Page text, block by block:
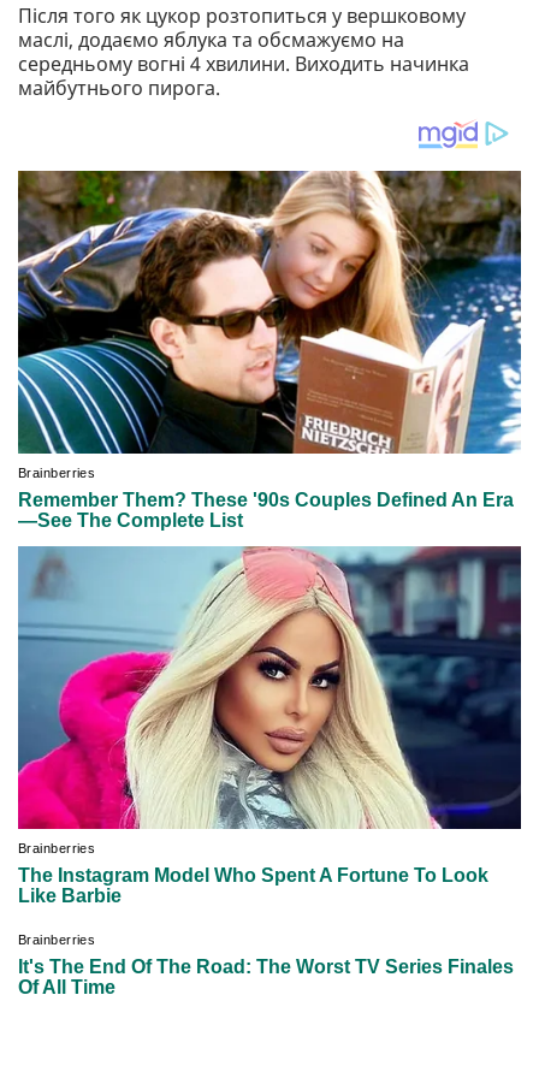
Після того як цукор розтопиться у вершковому
маслі, додаємо яблука та обсмажуємо на
середньому вогні 4 хвилини. Виходить начинка
майбутнього пирога.